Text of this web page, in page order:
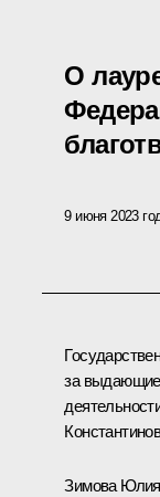
О
9 июня 2023
за
Зимова Юлия